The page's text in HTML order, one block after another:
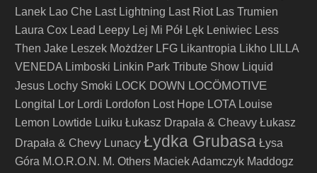
Lanek Lao Che Last Lightning Last Riot Las Trumien
Laura Cox Lead Leepy Lej Mi Pół Lęk Leniwiec Less
Then Jake Leszek Możdżer LFG Likantropia Likho LILLA
VENEDA Limboski Linkin Park Tribute Show Liquid
Jesus Lochy Smoki LOCK DOWN LOCÖMOTIVE
Longital Lor Lordi Lordofon Lost Hope LOTA Louise
Lemon Lowtide Luiku Łukasz Drapała & Cheavy Łukasz
Drapała & Chevy Lunacy Łydka Grubasa Łysa
Góra M.O.R.O.N. M. Others Maciek Adamczyk Maddogz